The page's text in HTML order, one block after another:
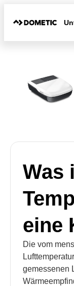
Was
eine
Die vom
gemessenen